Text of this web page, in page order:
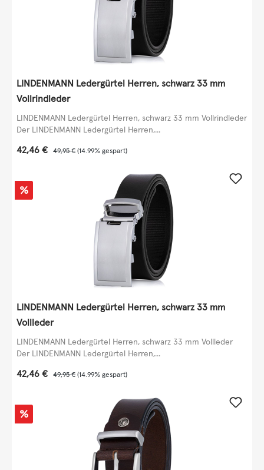
LINDENMANN Ledergürtel Herren, schwarz 33 mm
Vollrindleder
LINDENMANN Ledergürtel Herren, schwarz 33 mm Vollrindleder
Der LINDENMANN Ledergürtel Herren,...
Verkaufspreis:
42,46 € Regulärer Preis:
49,95 € (14.99% gespart)
Rabatt
%
LINDENMANN Ledergürtel Herren, schwarz 33 mm
Vollleder
LINDENMANN Ledergürtel Herren, schwarz 33 mm Vollleder
Der LINDENMANN Ledergürtel Herren,...
Verkaufspreis:
42,46 € Regulärer Preis:
49,95 € (14.99% gespart)
Rabatt
%